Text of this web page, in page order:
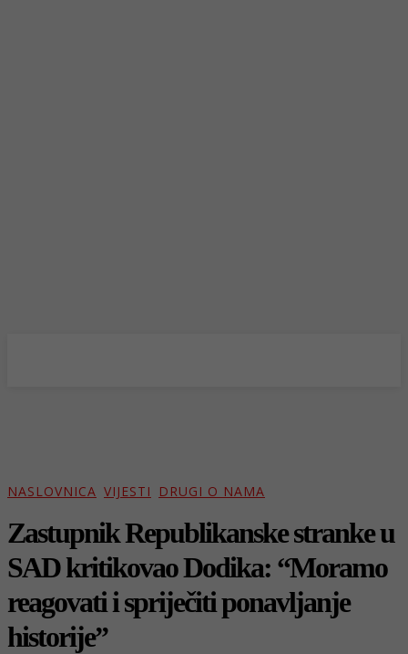
NASLOVNICA VIJESTI DRUGI O NAMA
Zastupnik Republikanske stranke u
SAD kritikovao Dodika: “Moramo
reagovati i spriječiti ponavljanje
historije”